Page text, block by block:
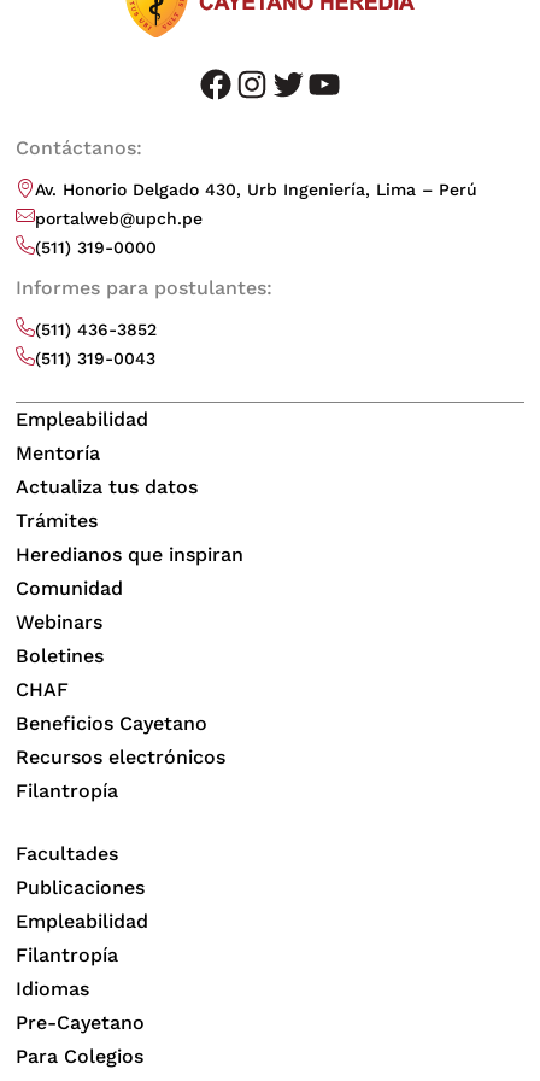
facebook instagram twitter youtube
Contáctanos:
Av. Honorio Delgado 430, Urb Ingeniería, Lima – Perú
portalweb@upch.pe
(511) 319-0000
Informes para postulantes:
(511) 436-3852
(511) 319-0043
Empleabilidad
Mentoría
Actualiza tus datos
Trámites
Heredianos que inspiran
Comunidad
Webinars
Boletines
CHAF
Beneficios Cayetano
Recursos electrónicos
Filantropía
Facultades
Publicaciones
Empleabilidad
Filantropía
Idiomas
Pre-Cayetano
Para Colegios